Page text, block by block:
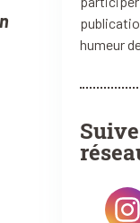
humeur